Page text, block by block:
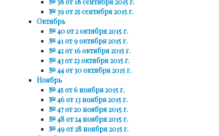
№ 39 от 25 сентября 2015 г.
Октябрь
№ 40 от 2 октября 2015 г.
№ 41 от 9 октября 2015 г.
№ 42 от 16 октября 2015 г.
№ 43 от 23 октября 2015 г.
№ 44 от 30 октября 2015 г.
Ноябрь
№ 45 от 6 ноября 2015 г.
№ 46 от 13 ноября 2015 г.
№ 47 от 20 ноября 2015 г.
№ 48 от 24 ноября 2015 г.
№ 49 от 28 ноября 2015 г.